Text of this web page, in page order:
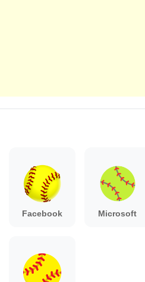
Facebook Microsoft